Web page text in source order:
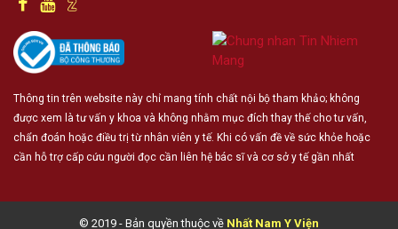
Thông tin trên website này chỉ mang tính chất nội bộ tham khảo; không
được xem là tư vấn y khoa và không nhằm mục đích thay thế cho tư vấn,
chẩn đoán hoặc điều trị từ nhân viên y tế. Khi có vấn đề về sức khỏe hoặc
cần hỗ trợ cấp cứu người đọc cần liên hệ bác sĩ và cơ sở y tế gần nhất
© 2019 - Bản quyền thuộc về Nhất Nam Y Viện